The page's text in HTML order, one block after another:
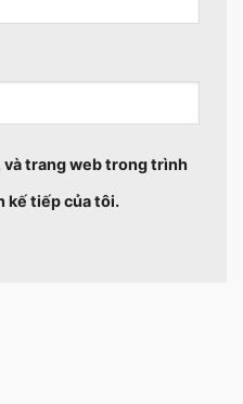
và trang web trong trình
kế tiếp của tôi.